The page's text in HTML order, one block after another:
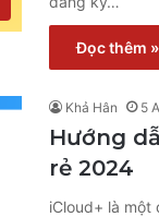
Đọc thêm »
Khả Hân 5
Hướng
rẻ 2024
iCloud+ là một